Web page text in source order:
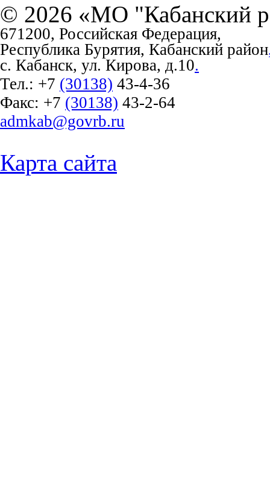
© 2026 «МО "Кабанский
671200, Российская Федерация,
Республика Бурятия, Кабанский район
с. Кабанск, ул. Кирова, д.10.
Тел.: +7 (30138) 43-4-36
Факс: +7 (30138) 43-2-64
admkab@govrb.ru
Карта сайта